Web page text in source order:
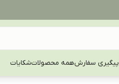
پیگیری سفارشهمه محصولاتشکایات